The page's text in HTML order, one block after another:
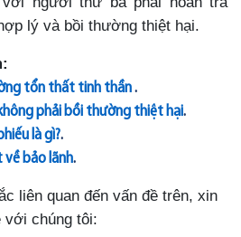
lý và bồi thường thiệt hại.
tổn thất tinh thần.
phải bồi thường thiệt hại.
là gì?.
về bảo lãnh.
liên quan đến vấn đề trên, xin
với chúng tôi: